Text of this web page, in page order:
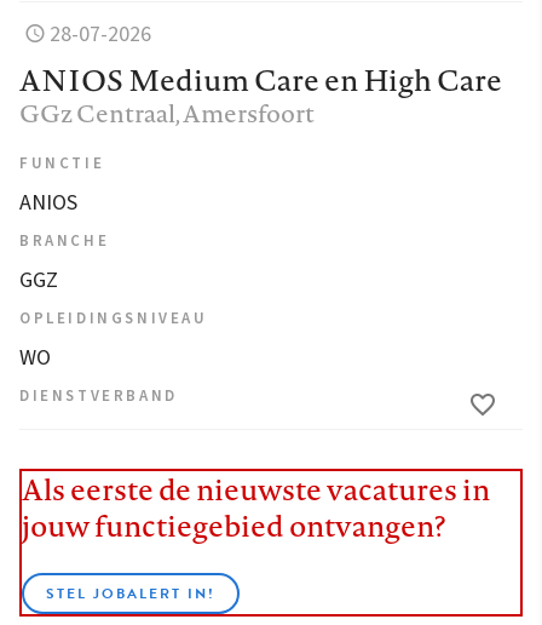
28-07-2026
ANIOS Medium Care en High Care
GGz Centraal, Amersfoort
FUNCTIE
ANIOS
BRANCHE
GGZ
OPLEIDINGSNIVEAU
WO
DIENSTVERBAND
Als eerste de nieuwste vacatures in
jouw functiegebied ontvangen?
STEL JOBALERT IN!